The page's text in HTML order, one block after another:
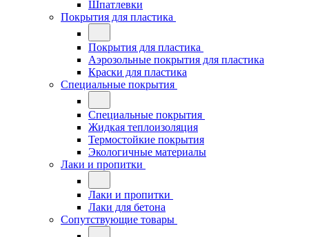
Шпатлевки
Покрытия для пластика
Покрытия для пластика
Аэрозольные покрытия для пластика
Краски для пластика
Специальные покрытия
Специальные покрытия
Жидкая теплоизоляция
Термостойкие покрытия
Экологичные материалы
Лаки и пропитки
Лаки и пропитки
Лаки для бетона
Сопутствующие товары